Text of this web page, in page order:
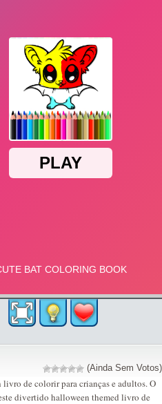
(Ainda Sem Votos)
de colorir para crianças e adultos. O
divertido halloween themed livro de